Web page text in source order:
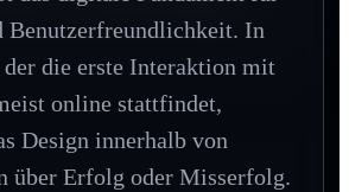
Benutzerfreundlichkeit. In
die erste Interaktion mit
online stattfindet,
Design innerhalb von
über Erfolg oder Misserfolg.